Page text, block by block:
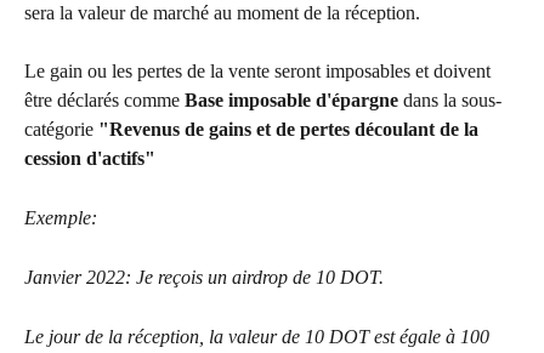
sera la valeur de marché au moment de la réception.
Le gain ou les pertes de la vente seront imposables et doivent
être déclarés comme Base imposable d'épargne dans la sous-
catégorie "Revenus de gains et de pertes découlant de la
cession d'actifs"
Exemple:
Janvier 2022: Je reçois un airdrop de 10 DOT.
Le jour de la réception, la valeur de 10 DOT est égale à 100